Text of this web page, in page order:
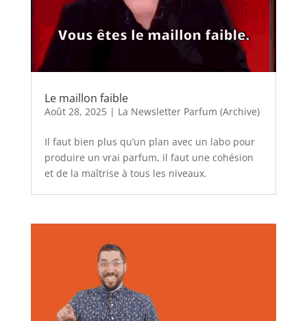
Le maillon faible
Août 28, 2025| La Newsletter Parfum (Archive)
Il faut bien plus qu’un plan avec un labo pour
produire un vrai parfum, il faut une cohésion
et de la maîtrise à tous les niveaux.